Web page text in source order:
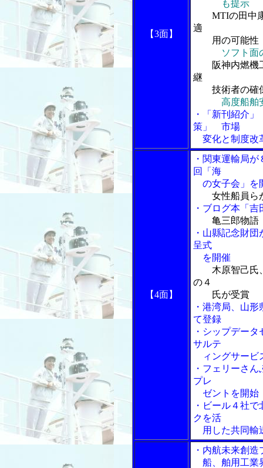
【3面】
も提示
MTIの田中
適
用の可能性
ソフト面
阪神内燃機
継
技術者の確
高度船舶
・「新刊紹介
策」 市場
変化と制度改
【4面】
・関東運輸局
回「海
の女子会」を
女性船員ら
・ブログ本「
亀三郎物語
・山縣記念財
呈式
を開催
木原智己氏
の４
氏が受賞
・港湾局、山
て登録
・シップデー
サルテ
ィングサービ
・フェリーさ
プレ
ゼントを開始
・ビール４社
クを活
用した共同輸
・内航未来創
船、舶用工業